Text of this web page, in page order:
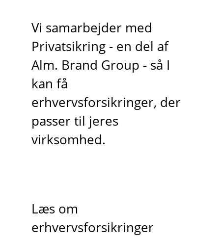
Vi samarbejder med
Privatsikring - en del af
Alm. Brand Group - så I
kan få
erhvervsforsikringer, der
passer til jeres
virksomhed.
Læs om
erhvervsforsikringer